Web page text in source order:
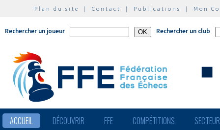
Plan du site | Contact | Publications | Mon
Rechercher un joueur Rechercher un club
ACCUEIL DÉCOUVRIR FFE COMPÉTITIONS